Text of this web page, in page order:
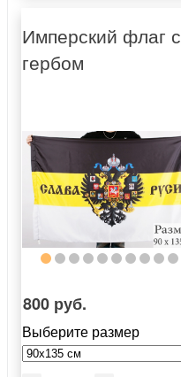
Имперский флаг с
гербом
800 руб.
Выберите размер